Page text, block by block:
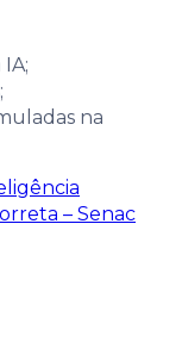
na
– Senac